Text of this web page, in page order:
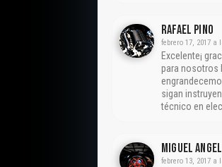
Rafael Pino
febrero 17, 2017 a
Excelente¡
para nosotros
sigan
técnico en
Miguel
febrero 13, 2017 a